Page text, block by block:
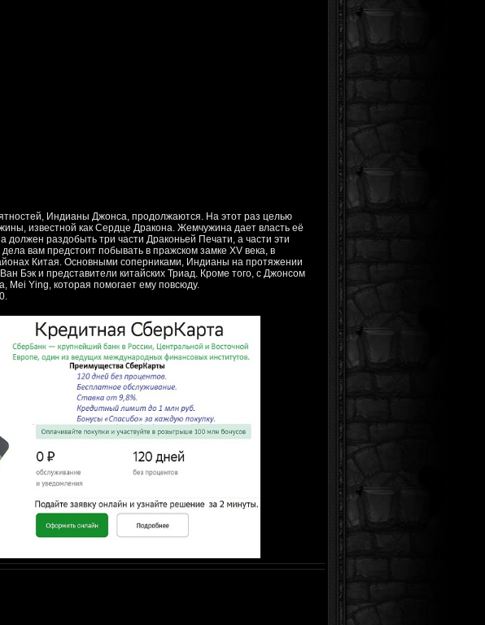
Индианы Джонса, продолжаются. На этот раз целью
известной как Сердце Дракона. Жемчужина дает власть её
раздобыть три части Драконьей Печати, а части эти
вам предстоит побывать в пражском замке XV века, в
Китая. Основными соперниками, Индианы на протяжении
Бэк и представители китайских Триад. Кроме того, с Джонсом
Mei Ying, которая помогает ему повсюду.